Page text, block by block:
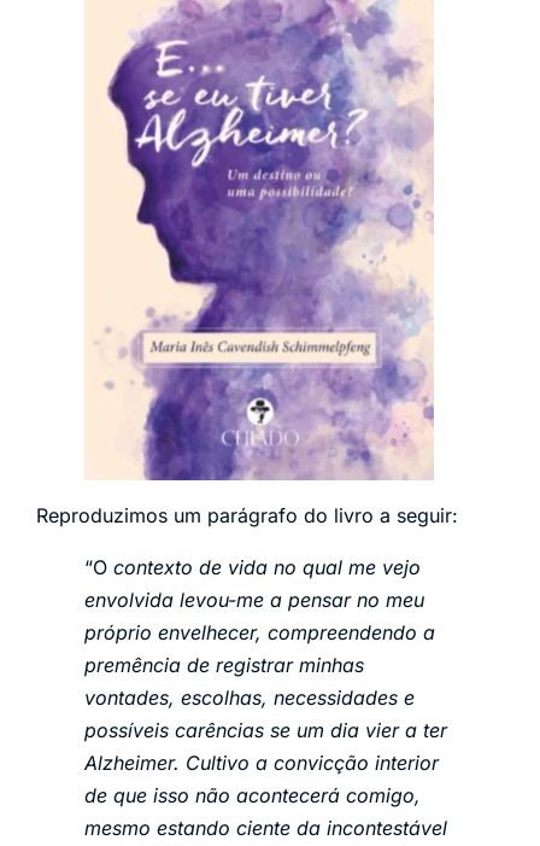
Reproduzimos um parágrafo do livro a seguir:
“O contexto de vida no qual me vejo
envolvida levou-me a pensar no meu
próprio envelhecer, compreendendo a
premência de registrar minhas
vontades, escolhas, necessidades e
possíveis carências se um dia vier a ter
Alzheimer. Cultivo a convicção interior
de que isso não acontecerá comigo,
mesmo estando ciente da incontestável